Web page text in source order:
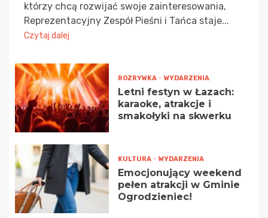
którzy chcą rozwijać swoje zainteresowania,
Reprezentacyjny Zespół Pieśni i Tańca staje...
Czytaj dalej
ROZRYWKA WYDARZENIA
Letni festyn w Łazach:
karaoke, atrakcje i
smakołyki na skwerku
KULTURA WYDARZENIA
Emocjonujący weekend
pełen atrakcji w Gminie
Ogrodzieniec!